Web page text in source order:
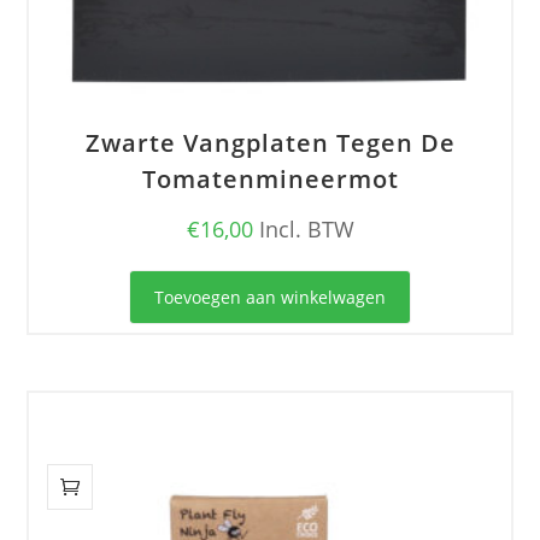
Zwarte Vangplaten Tegen De
Tomatenmineermot
€16,00 Incl. BTW
Toevoegen aan winkelwagen